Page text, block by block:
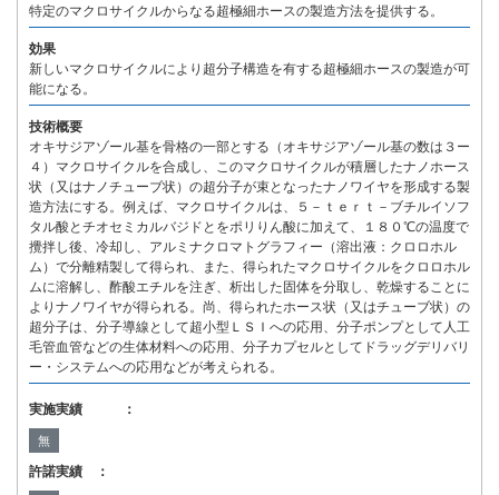
特定のマクロサイクルからなる超極細ホースの製造方法を提供する。
効果
新しいマクロサイクルにより超分子構造を有する超極細ホースの製造が可
能になる。
技術概要
オキサジアゾール基を骨格の一部とする（オキサジアゾール基の数は３ー
４）マクロサイクルを合成し、このマクロサイクルが積層したナノホース
状（又はナノチューブ状）の超分子が束となったナノワイヤを形成する製
造方法にする。例えば、マクロサイクルは、５－ｔｅｒｔ－ブチルイソフ
タル酸とチオセミカルバジドとをポリりん酸に加えて、１８０℃の温度で
攪拌し後、冷却し、アルミナクロマトグラフィー（溶出液：クロロホル
ム）で分離精製して得られ、また、得られたマクロサイクルをクロロホル
ムに溶解し、酢酸エチルを注ぎ、析出した固体を分取し、乾燥することに
よりナノワイヤが得られる。尚、得られたホース状（又はチューブ状）の
超分子は、分子導線として超小型ＬＳＩへの応用、分子ポンプとして人工
毛管血管などの生体材料への応用、分子カプセルとしてドラッグデリバリ
ー・システムへの応用などが考えられる。
実施実績 ：
無
許諾実績 ：